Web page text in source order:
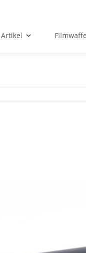
Artikel